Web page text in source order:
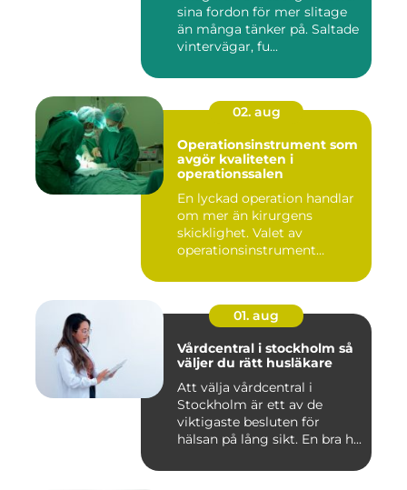
sina fordon för mer slitage
än många tänker på. Saltade
vintervägar, fu...
02. aug
Operationsinstrument som
avgör kvaliteten i
operationssalen
En lyckad operation handlar
om mer än kirurgens
skicklighet. Valet av
operationsinstrument
01. aug
Vårdcentral i stockholm så
väljer du rätt husläkare
Att välja vårdcentral i
Stockholm är ett av de
viktigaste besluten för
hälsan på lång sikt. En bra h...